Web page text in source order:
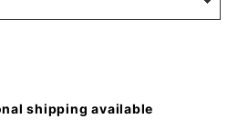
shipping available